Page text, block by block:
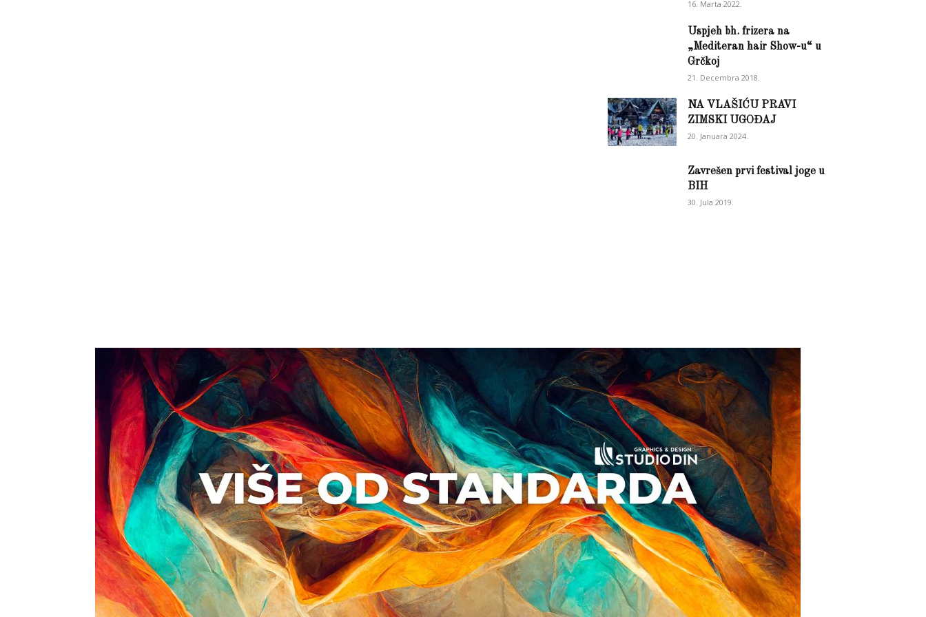
16. Marta 2022.
Uspjeh bh. frizera na
„Mediteran hair Show-u“ u
Grčkoj
21. Decembra 2018.
NA VLAŠIĆU PRAVI
ZIMSKI UGOĐAJ
20. Januara 2024.
Zavrešen prvi festival joge u
BIH
30. Jula 2019.